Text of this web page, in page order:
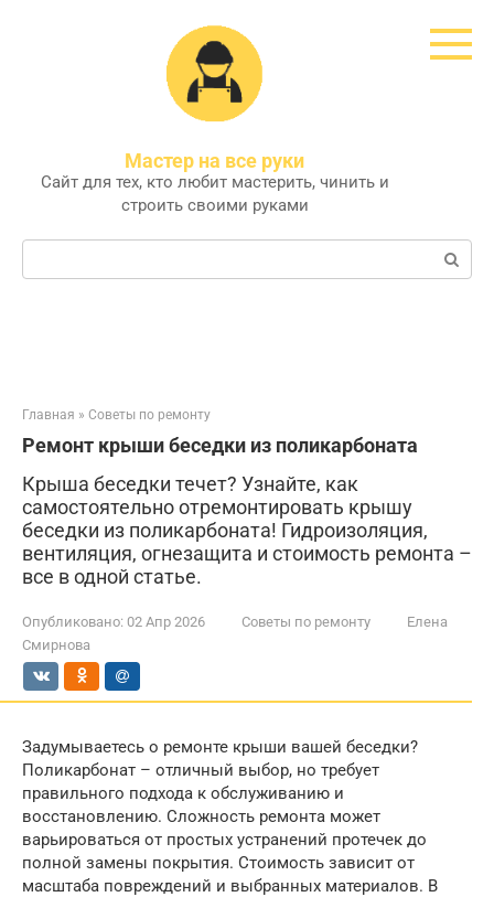
Мастер на все руки
Сайт для тех, кто любит мастерить, чинить и
строить своими руками
Поиск:
Главная » Советы по ремонту
Ремонт крыши беседки из поликарбоната
Крыша беседки течет? Узнайте, как
самостоятельно отремонтировать крышу
беседки из поликарбоната! Гидроизоляция,
вентиляция, огнезащита и стоимость ремонта –
все в одной статье.
Опубликовано: 02 Апр 2026 Советы по ремонту
Елена
Смирнова
Задумываетесь о ремонте крыши вашей беседки?
Поликарбонат – отличный выбор, но требует
правильного подхода к обслуживанию и
восстановлению. Сложность ремонта может
варьироваться от простых устранений протечек до
полной замены покрытия. Стоимость зависит от
масштаба повреждений и выбранных материалов. В